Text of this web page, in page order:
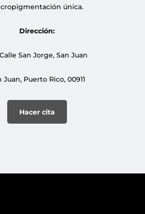
única.
Dirección:
San Jorge, San Juan
Juan, Puerto Rico, 00911
Hacer cita